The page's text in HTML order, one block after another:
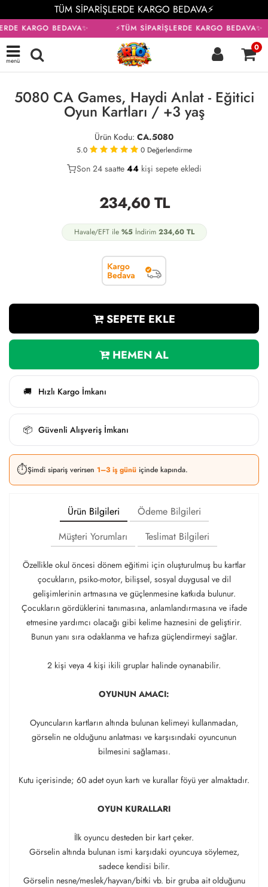
TÜM SİPARİŞLERDE KARGO BEDAVA⚡
KARGO BEDAVA✨ ⚡TÜM SİPARİŞLERDE KARGO BEDAVA✨
menü
0
5080 CA Games, Haydi Anlat - Eğitici
Oyun Kartları / +3 yaş
Ürün Kodu: CA.5080
5.0 0 Değerlendirme
23
Son 24 saatte 44kişi sepete ekledi
11
234,60TL
Havale/EFT ile %5İndirim 234,60TL
SEPETE EKLE
HEMEN AL
🚚 Hızlı Kargo İmkanı
📦 Güvenli Alışveriş İmkanı
⏱️Şimdi sipariş verirsen 1–3 iş günü içinde kapında.
Ürün Bilgileri
Ödeme Bilgileri
Müşteri Yorumları
Teslimat Bilgileri
Özellikle okul öncesi dönem eğitimi için oluşturulmuş bu kartlar
çocukların, psiko-motor, bilişsel, sosyal duygusal ve dil
gelişimlerinin artmasına ve güçlenmesine katkıda bulunur.
Çocukların gördüklerini tanımasına, anlamlandırmasına ve ifade
etmesine yardımcı olacağı gibi kelime haznesini de geliştirir.
Bunun yanı sıra odaklanma ve hafıza güçlendirmeyi sağlar.
2 kişi veya 4 kişi ikili gruplar halinde oynanabilir.
OYUNUN AMACI:
Oyuncuların kartların altında bulunan kelimeyi kullanmadan,
görselin ne olduğunu anlatması ve karşısındaki oyuncunun
bilmesini sağlaması.
Kutu içerisinde; 60 adet oyun kartı ve kurallar föyü yer almaktadır.
OYUN KURALLARI
İlk oyuncu desteden bir kart çeker.
Görselin altında bulunan ismi karşıdaki oyuncuya söylemez,
sadece kendisi bilir.
Görselin nesne/meslek/hayvan/bitki vb. bir gruba ait olduğunu